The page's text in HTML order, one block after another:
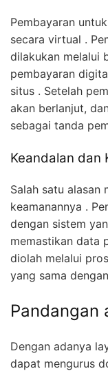
Pembayaran
secara virtual .
dilakukan melalui
pembayaran
situs . Setelah
akan berlanjut,
sebagai tanda
Keandalan dan
Salah satu alasan
keamanannya .
dengan sistem
memastikan data
diolah melalui
yang sama
Pandangan
Dengan adanya
dapat mengurus